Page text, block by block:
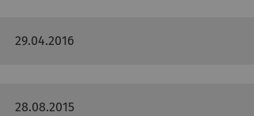
29.04.2016
28.08.2015